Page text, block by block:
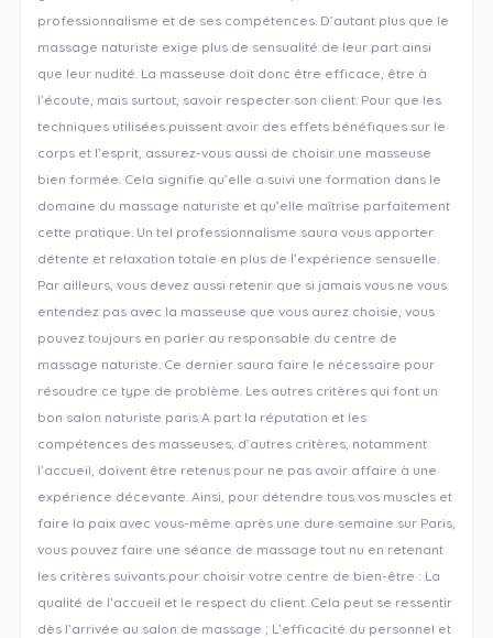
professionnalisme et de ses compétences. D’autant plus que le
massage naturiste exige plus de sensualité de leur part ainsi
que leur nudité. La masseuse doit donc être efficace, être à
l’écoute, mais surtout, savoir respecter son client. Pour que les
techniques utilisées puissent avoir des effets bénéfiques sur le
corps et l’esprit, assurez-vous aussi de choisir une masseuse
bien formée. Cela signifie qu’elle a suivi une formation dans le
domaine du massage naturiste et qu’elle maîtrise parfaitement
cette pratique. Un tel professionnalisme saura vous apporter
détente et relaxation totale en plus de l’expérience sensuelle.
Par ailleurs, vous devez aussi retenir que si jamais vous ne vous
entendez pas avec la masseuse que vous aurez choisie, vous
pouvez toujours en parler au responsable du centre de
massage naturiste. Ce dernier saura faire le nécessaire pour
résoudre ce type de problème. Les autres critères qui font un
bon salon naturiste paris A part la réputation et les
compétences des masseuses, d’autres critères, notamment
l’accueil, doivent être retenus pour ne pas avoir affaire à une
expérience décevante. Ainsi, pour détendre tous vos muscles et
faire la paix avec vous-même après une dure semaine sur Paris,
vous pouvez faire une séance de massage tout nu en retenant
les critères suivants pour choisir votre centre de bien-être : La
qualité de l’accueil et le respect du client. Cela peut se ressentir
dès l’arrivée au salon de massage ; L’efficacité du personnel et